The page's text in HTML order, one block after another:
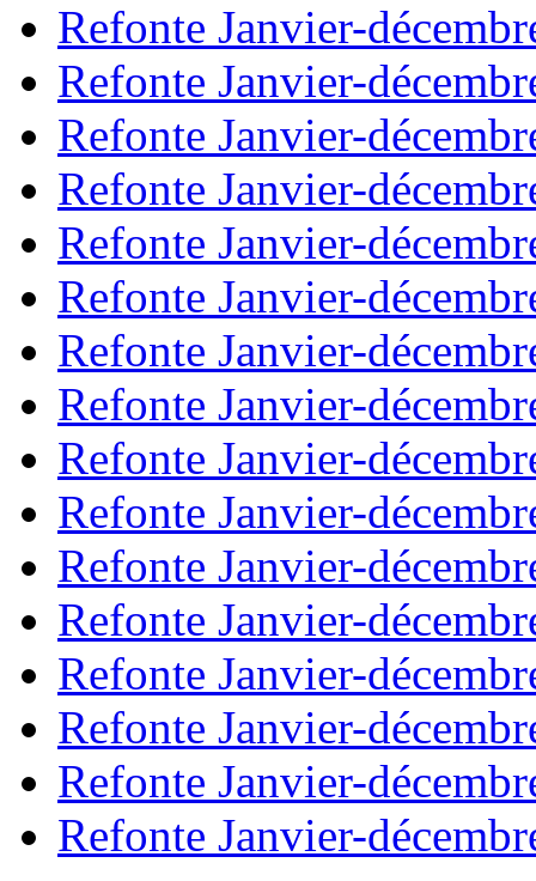
Refonte Janvier-
Refonte Janvier-
Refonte Janvier-
Refonte Janvier-
Refonte Janvier-
Refonte Janvier-
Refonte Janvier-
Refonte Janvier-
Refonte Janvier-
Refonte Janvier-
Refonte Janvier-
Refonte Janvier-
Refonte Janvier-
Refonte Janvier-
Refonte Janvier-
Refonte Janvier-